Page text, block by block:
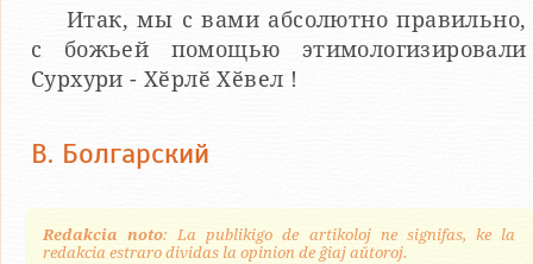
Итак, мы с вами абсолютно правильно,
с божьей помощью этимологизировали
Сурхури - Хӗрлӗ Хӗвел !
В. Болгарский
Redakcia noto: La publikigo de artikoloj ne signifas, ke la
redakcia estraro dividas la opinion de ĝiaj aŭtoroj.